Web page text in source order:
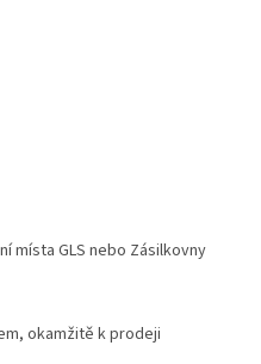
místa GLS nebo Zásilkovny
okamžitě k prodeji